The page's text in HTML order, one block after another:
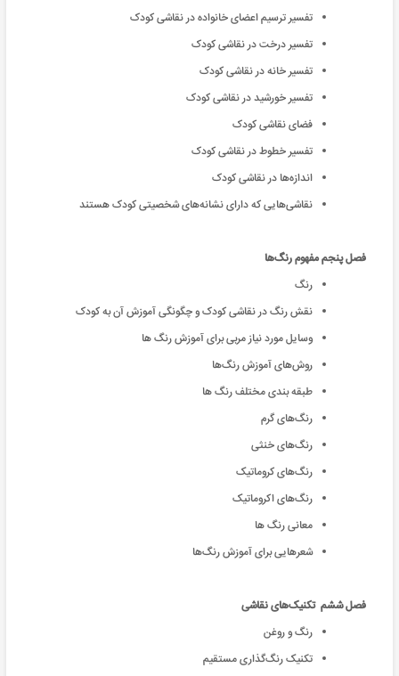
تفسیر ترسیم اعضای خانواده در نقاشی کودک
تفسیر درخت در نقاشی کودک
تفسیر خانه در نقاشی کودک
تفسیر خورشید در نقاشی کودک
فضای نقاشی کودک
تفسیر خطوط در نقاشی کودک
اندازه‌‌ها در نقاشی کودک
نقاشی‌هایی که دارای نشانه‌‌های شخصیتی کودک هستند
فصل پنجم مفهوم رنگ‌ها
رنگ
نقش رنگ در نقاشی کودک و چگونگی آموزش آن به کودک
وسایل مورد نیاز مربی برای آموزش رنگ ها
روش‌‌های آموزش رنگ‌‌ها
طبقه بندی مختلف رنگ ها
رنگ‌‌های گرم
رنگ‌‌های خنثی
رنگ‌‌های کروماتیک
رنگ‌‌های اکروماتیک
معانی رنگ ها
شعر‌هایی برای آموزش رنگ‌ها
فصل ششم تکنیک‌‌های نقاشی
رنگ و روغن
تکنیک رنگ‌گذاری مستقیم